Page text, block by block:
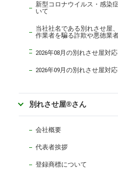
新型コロナウイルス・感染
いて
当社社名である別れさせ屋
作業者を騙る詐欺や悪徳業
2026年08月の別れさせ屋対
2026年09月の別れさせ屋対
別れさせ屋®さん
会社概要
代表者挨拶
登録商標について